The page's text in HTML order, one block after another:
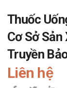
Thuốc
Cơ Sở
Truyền
Liên hệ